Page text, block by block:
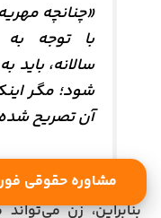
«چنانچه
با توجه
سالانه، باید
شود؛ مگر
آن تصریح
بنابراین، زن
مشاوره حقوقی